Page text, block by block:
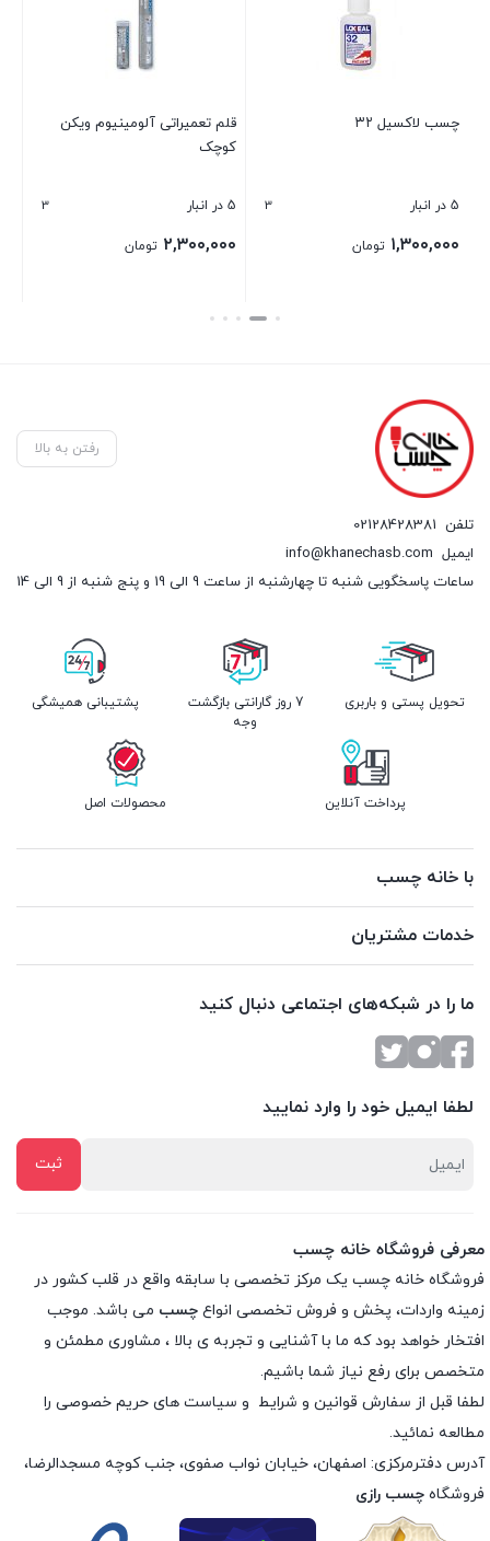
چسب لاکسیل ۳۲
5 در انبار 3
۱,۳۰۰,۰۰۰ تومان
قلم تعمیراتی آلومینیوم ویکن
کوچک
5 در انبار 3
۲,۳۰۰,۰۰۰ تومان
بستن
رفتن به بالا
تلفن 02128428381
ایمیل info@khanechasb.com
ساعات پاسخگویی شنبه تا چهارشنبه از ساعت 9 الی 19 و پنج شنبه از 9 الی 14
تحویل پستی و باربری
7 روز گارانتی بازگشت
وجه
پشتیبانی همیشگی
پرداخت آنلاین محصولات اصل
با خانه چسب
خدمات مشتریان
ما را در شبکه‌های اجتماعی دنبال کنید
لطفا ایمیل خود را وارد نمایید
معرفی فروشگاه خانه چسب
فروشگاه خانه چسب یک مرکز تخصصی با سابقه واقع در قلب کشور در
زمینه واردات، پخش و فروش تخصصی انواع چسب می باشد. موجب
افتخار خواهد بود که ما با آشنایی و تجربه ی بالا ، مشاوری مطمئن و
متخصص برای رفع نیاز شما باشیم.
لطفا قبل از سفارش قوانین و شرایط و سیاست های حریم خصوصی را
مطالعه نمائید.
آدرس دفترمرکزی: اصفهان، خیابان نواب صفوی، جنب کوچه مسجدالرضا،
فروشگاه چسب رازی